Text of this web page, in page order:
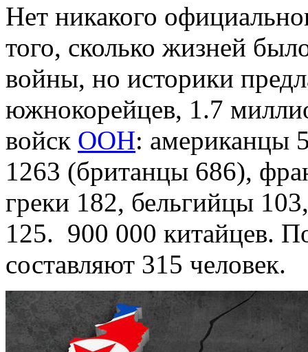
Нет никакого
того, сколько жизней
войны, но историки
южнокорейцев, 1.7
войск ООН: американцы
1263 (британцы 686),
греки 182, бельгийцы
125. 900 000 китайцев.
составляют 315 человек.